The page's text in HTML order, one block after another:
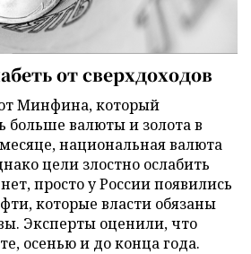
от сверхдоходов
Минфина, который
больше валюты и золота в
национальная валюта
цели злостно ослабить
просто у России появились
которые власти обязаны
Эксперты оценили, что
осенью и до конца года.